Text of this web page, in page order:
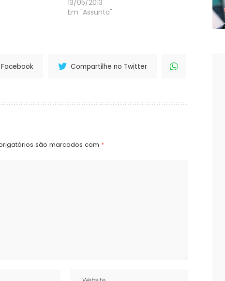
13/05/2013
Em "Assunto"
Compartilhe no Twitter
são marcados com *